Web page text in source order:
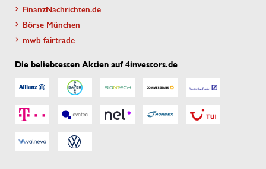
FinanzNachrichten.de
Börse München
mwb fairtrade
Die beliebtesten Aktien auf 4investors.de